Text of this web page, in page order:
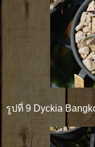
รูปที่ 9 Dyckia